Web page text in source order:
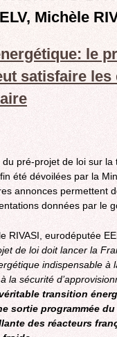
Michèle
le
satisfaire
pré-projet de loi sur la
été dévoilées par la
annonces permettent
données par le
RIVASI, eurodéputée
de loi doit lancer la
indispensable à
la sécurité
transition
sortie programmée
des réacteurs